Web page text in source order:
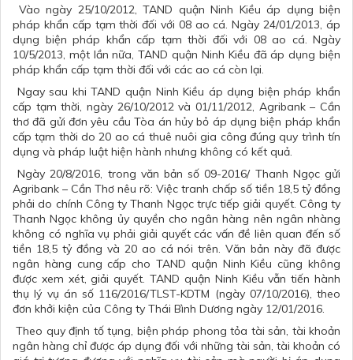
Vào ngày 25/10/2012, TAND quận Ninh Kiều áp dụng biện
pháp khẩn cấp tạm thời đối với 08 ao cá. Ngày 24/01/2013, áp
dụng biện pháp khẩn cấp tạm thời đối với 08 ao cá. Ngày
10/5/2013, một lần nữa, TAND quận Ninh Kiều đã áp dụng biện
pháp khẩn cấp tạm thời đối với các ao cá còn lại.
Ngay sau khi TAND quận Ninh Kiều áp dụng biện pháp khẩn
cấp tạm thời, ngày 26/10/2012 và 01/11/2012, Agribank – Cần
thơ đã gửi đơn yêu cầu Tòa án hủy bỏ áp dụng biện pháp khẩn
cấp tạm thời do 20 ao cá thuê nuôi gia công đúng quy trình tín
dụng và pháp luật hiện hành nhưng không có kết quả.
Ngày 20/8/2016, trong văn bản số 09-2016/ Thanh Ngọc gửi
Agribank – Cần Thơ nêu rõ: Việc tranh chấp số tiền 18,5 tỷ đồng
phải do chính Công ty Thanh Ngọc trực tiếp giải quyết. Công ty
Thanh Ngọc không ủy quyền cho ngân hàng nên ngân nhàng
không có nghĩa vụ phải giải quyết các vấn đề liên quan đến số
tiền 18,5 tỷ đồng và 20 ao cá nói trên. Văn bản này đã được
ngân hàng cung cấp cho TAND quận Ninh Kiều cũng không
được xem xét, giải quyết. TAND quận Ninh Kiều vẫn tiến hành
thụ lý vụ án số 116/2016/TLST-KDTM (ngày 07/10/2016), theo
đơn khởi kiện của Công ty Thái Bình Dương ngày 12/01/2016.
Theo quy định tố tụng, biện pháp phong tỏa tài sản, tài khoản
ngân hàng chỉ được áp dụng đối với những tài sản, tài khoản có